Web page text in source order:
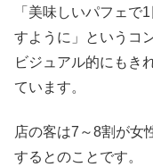
「美味しいパフェで
すように」というコ
ビジュアル的にもき
ています。
店の客は7～8割が女
するとのことです。